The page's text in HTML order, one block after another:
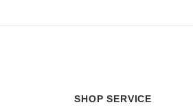
SHOP SERVICE